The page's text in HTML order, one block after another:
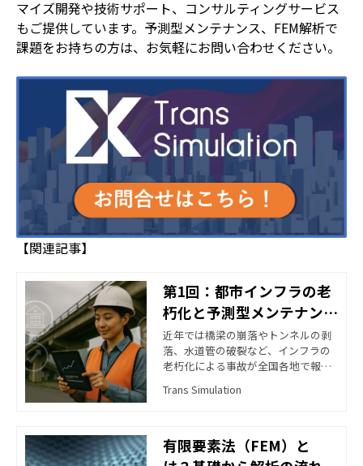
マイズ開発や技術サポート、コンサルティングサービス
もご提供しています。予測型メンテナンス、FEM解析で
課題をお持ちの方は、お気軽にお問い合わせください。
【関連記事】
第1回：都市インフラの老
朽化と予測型メンテナンス
の必要性
近年では橋梁の崩落やトンネルの剥
落、水道管の破裂など、インフラの
老朽化による事故が全国各地で報告
ています。このような状況の中、イ
が注目されています。
Trans Simulation
有限要素法（FEM）と